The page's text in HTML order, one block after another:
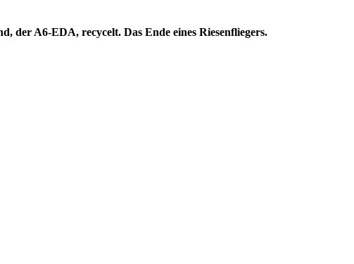
der A6-EDA, recycelt. Das Ende eines Riesenfliegers.